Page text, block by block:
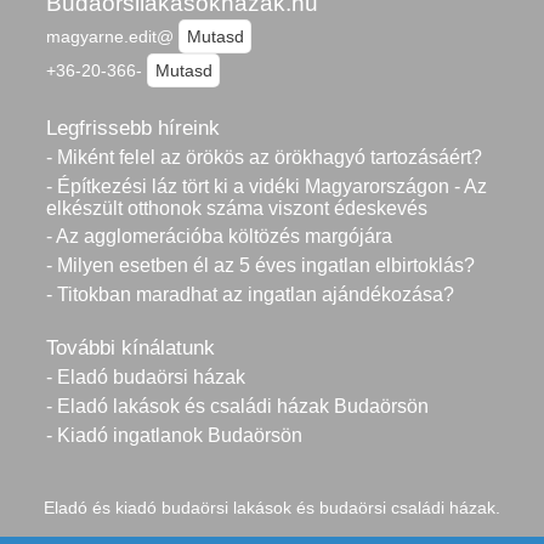
magyarne.edit@
Mutasd
+36-20-366-
Mutasd
Legfrissebb híreink
- Miként felel az örökös az örökhagyó tartozásáért?
- Építkezési láz tört ki a vidéki Magyarországon - Az
elkészült otthonok száma viszont édeskevés
- Az agglomerációba költözés margójára
- Milyen esetben él az 5 éves ingatlan elbirtoklás?
- Titokban maradhat az ingatlan ajándékozása?
További kínálatunk
- Eladó budaörsi házak
- Eladó lakások és családi házak Budaörsön
- Kiadó ingatlanok Budaörsön
Eladó és kiadó budaörsi lakások és budaörsi családi házak.